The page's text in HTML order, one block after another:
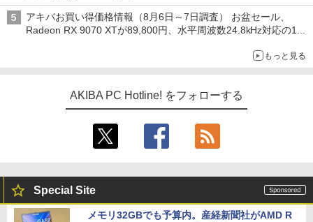
アキバお買い得価格情報（8月6日～7日調査） お盆セール、
Radeon RX 9070 XTが89,800円、水平周波数24.8kHz対応の17
もっと見る
AKIBA PC Hotline! をフォローする
Special Site
メモリ32GBでも予算内。産経新聞社がAMD R